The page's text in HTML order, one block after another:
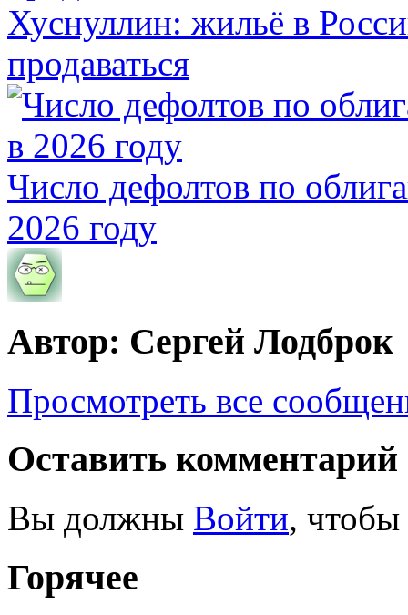
Хуснуллин: жильё в
продаваться
Число дефолтов по
2026 году
Автор: Сергей Лодброк
Просмотреть все
Оставить комментарий
Вы должны Войти, чтобы
Горячее